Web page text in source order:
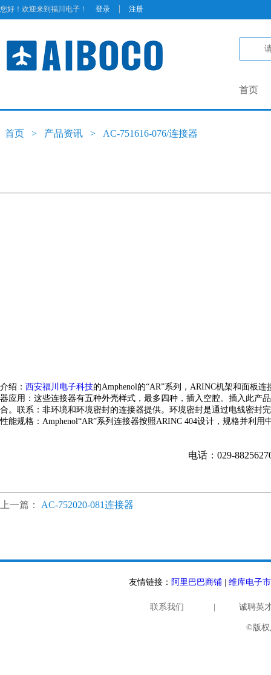
您好！欢迎来到福川电子！ 登录 | 注册
首页
首页 > 产品资讯 > AC-751616-076/连接器
介绍： 西安福川电子科技的Amphenol的“AR”系列，ARINC机架和面板连
器应用： 这些连接器有五种外壳样式，最多四种， 插入空腔。插入此产
合。 联系： 非环境和环境密封的连接器提供。环境密封是通过电线密封
性能规格： Amphenol“AR”系列连接器按照ARINC 404设计， 规格并利用
电话：029-
上一篇： AC-752020-081连接器
友情链接： 阿里巴巴商铺 维库电子
联系我们 诚聘英
©版权